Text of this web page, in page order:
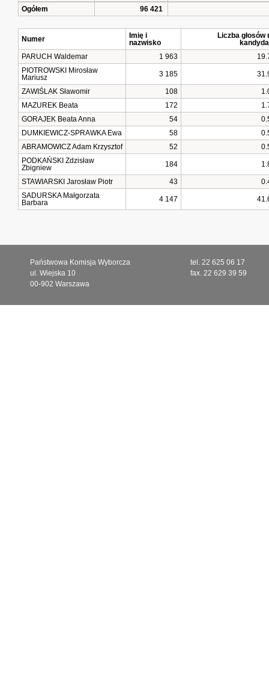
Ogółem
96 421
Numer
Imię i
nazwisko
Liczba głosów
PARUCH Waldemar
1 963
PIOTROWSKI Mirosław
Mariusz
3 185
ZAWIŚLAK Sławomir 108
MAZUREK Beata
172
GORAJEK Beata Anna
54
DUMKIEWICZ-SPRAWKA Ewa
58
ABRAMOWICZ Adam Krzysztof
52
PODKAŃSKI Zdzisław
Zbigniew
184
STAWIARSKI Jarosław Piotr 43
SADURSKA Małgorzata
Barbara
4 147
Państwowa Komisja Wyborcza
ul. Wiejska 10
00-902 Warszawa
tel. 22 625 06 17
fax. 22 629 39 59